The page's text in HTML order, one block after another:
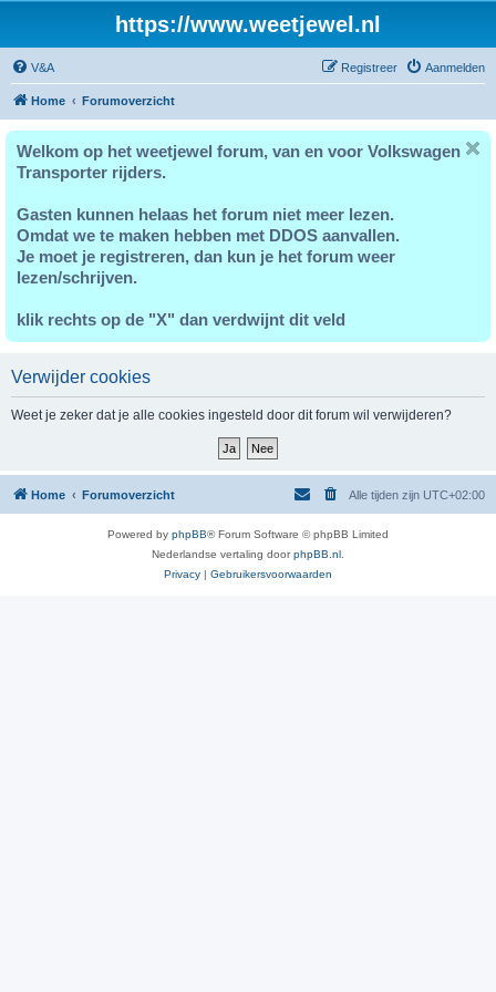
https://www.weetjewel.nl
V&A Aanmelden
Registreer
Home Forumoverzicht
Welkom op het weetjewel forum, van en voor Volkswagen
Transporter rijders.
Gasten kunnen helaas het forum niet meer lezen.
Omdat we te maken hebben met DDOS aanvallen.
Je moet je registreren, dan kun je het forum weer
lezen/schrijven.
klik rechts op de "X" dan verdwijnt dit veld
Verwijder cookies
Weet je zeker dat je alle cookies ingesteld door dit forum wil verwijderen?
Home Forumoverzicht Alle tijden zijn UTC+02:00
Powered by phpBB® Forum Software © phpBB Limited
Nederlandse vertaling doorphpBB.nl
Privacy | Gebruikersvoorwaarden